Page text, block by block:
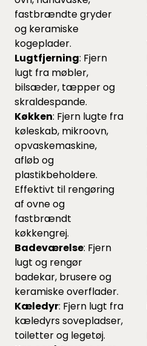
fastbrændte gryder
og keramiske
kogeplader.
Lugtfjerning: Fjern
lugt fra møbler,
bilsæder, tæpper og
skraldespande.
Køkken: Fjern lugte fra
køleskab, mikroovn,
opvaskemaskine,
afløb og
plastikbeholdere.
Effektivt til rengøring
af ovne og
fastbrændt
køkkengrej.
Badeværelse: Fjern
lugt og rengør
badekar, brusere og
keramiske overflader.
Kæledyr: Fjern lugt fra
kæledyrs sovepladser,
toiletter og legetøj.